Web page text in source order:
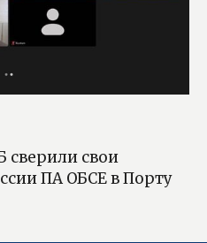
свои
ПА ОБСЕ в Порту